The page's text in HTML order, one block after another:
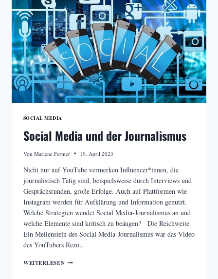
SOCIAL MEDIA
Social Media und der Journalismus
Von Marlene Fertner 19. April 2023
Nicht nur auf YouTube vermerken Influencer*innen, die
journalistisch Tätig sind, beispielsweise durch Interviews und
Gesprächsrunden, große Erfolge. Auch auf Plattformen wie
Instagram werden für Aufklärung und Information genutzt.
Welche Strategien wendet Social Media-Journalismus an und
welche Elemente sind kritisch zu beäugen? Die Reichweite
Ein Meilenstein des Social Media-Journalismus war das Video
des YouTubers Rezo…
WEITERLESENSOCIAL